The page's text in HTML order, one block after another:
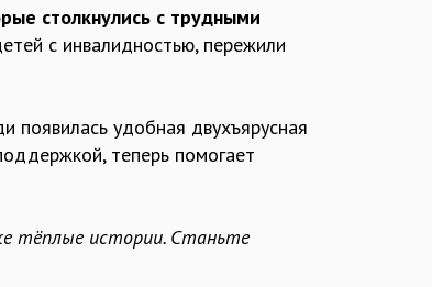
столкнулись с трудными
с инвалидностью, пережили
появилась удобная двухъярусная
теперь помогает
тёплые истории. Станьте